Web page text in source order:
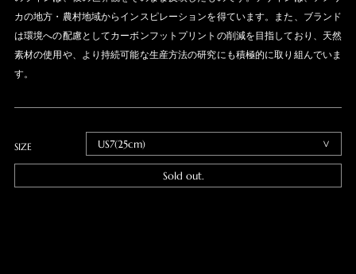
カの地方・農村地域からインスピレーションを得ています。また、ブランド
は環境への配慮としてカーボンフットプリントの削減を目指しており、天然
素材の使用や、より持続可能な生産方法の研究にも積極的に取り組んでいま
す。
SIZE
Sold out.